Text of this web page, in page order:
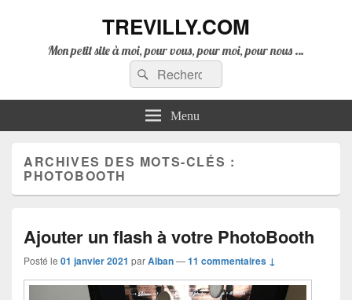
TREVILLY.COM
Mon petit site à moi, pour vous, pour moi, pour nous …
Recherche :
Rechercher
Menu
ARCHIVES DES MOTS-CLÉS :
PHOTOBOOTH
Ajouter un flash à votre PhotoBooth
Posté le 01 janvier 2021 parAlban—11 commentaires ↓